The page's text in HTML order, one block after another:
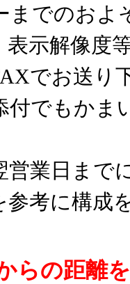
までのおよ
表示解像度
でお送り
付でもかま
営業日まで
参考に構成
らの距離